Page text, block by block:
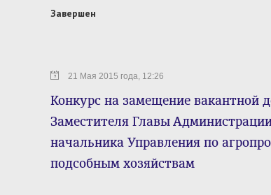
Завершен
21 Мая 2015 года, 12:26
Конкурс на замещение
Заместителя Главы
начальника Управления по
подсобным хозяйствам